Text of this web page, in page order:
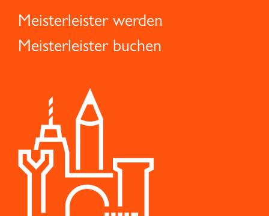
Meisterleister werden
Meisterleister buchen